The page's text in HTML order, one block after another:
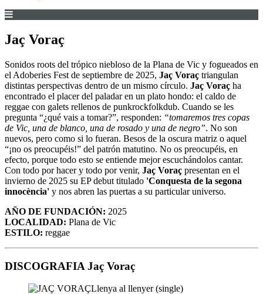
Jaç Voraç
Sonidos roots del trópico niebloso de la Plana de Vic y fogueados en
el Adoberies Fest de septiembre de 2025, Jaç Voraç triangulan
distintas perspectivas dentro de un mismo círculo. Jaç Voraç ha
encontrado el placer del paladar en un plato hondo: el caldo de
reggae con galets rellenos de punkrockfolkdub. Cuando se les
pregunta “¿qué vais a tomar?”, responden: “tomaremos tres copas
de Vic, una de blanco, una de rosado y una de negro”. No son
nuevos, pero como si lo fueran. Besos de la oscura matriz o aquel
“¡no os preocupéis!” del patrón matutino. No os preocupéis, en
efecto, porque todo esto se entiende mejor escuchándolos cantar.
Con todo por hacer y todo por venir, Jaç Voraç presentan en el
invierno de 2025 su EP debut titulado 'Conquesta de la segona
innocència' y nos abren las puertas a su particular universo.
AÑO DE FUNDACIÓN: 2025
LOCALIDAD: Plana de Vic
ESTILO: reggae
DISCOGRAFIA Jaç Voraç